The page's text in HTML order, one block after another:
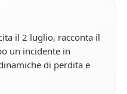
il 2 luglio, racconta il
un incidente in
di perdita e